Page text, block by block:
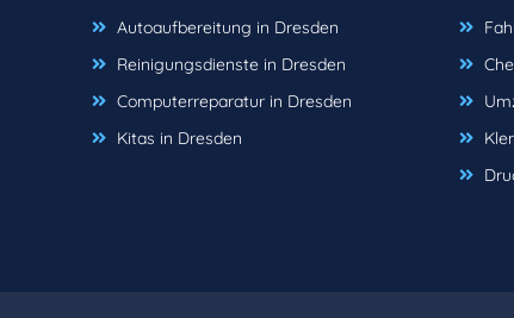
Autoaufbereitung in Dresden
Reinigungsdienste in Dresden
Computerreparatur in Dresden
Kitas in Dresden